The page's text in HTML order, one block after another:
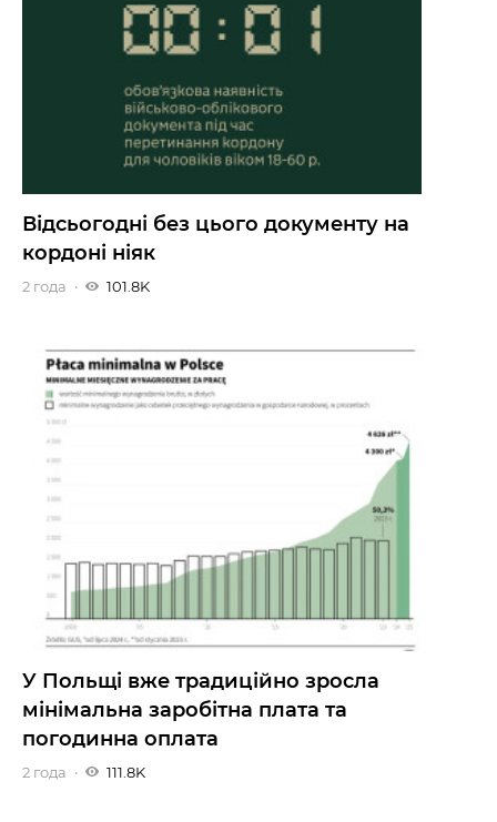
Відсьогодні без цього документу на
кордоні ніяк
2 года 101.8K
У Польщі вже традиційно зросла
мінімальна заробітна плата та
погодинна оплата
2 года 111.8K